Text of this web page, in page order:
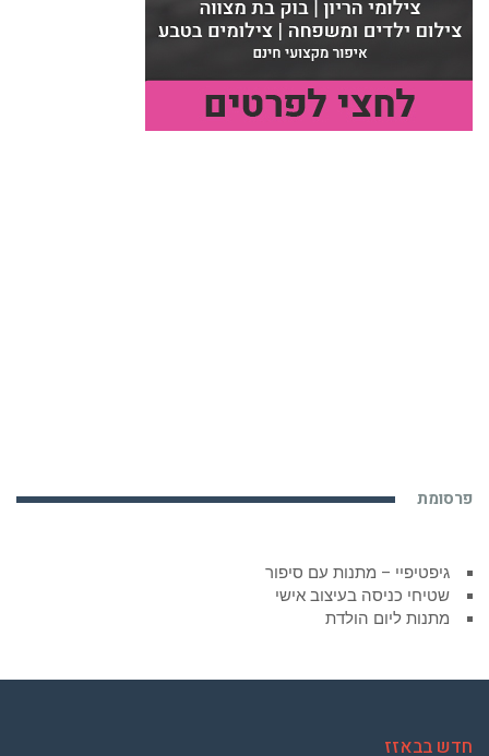
פרסומת
גיפטיפיי – מתנות עם סיפור
שטיחי כניסה בעיצוב אישי
מתנות ליום הולדת
חדש בבאזז